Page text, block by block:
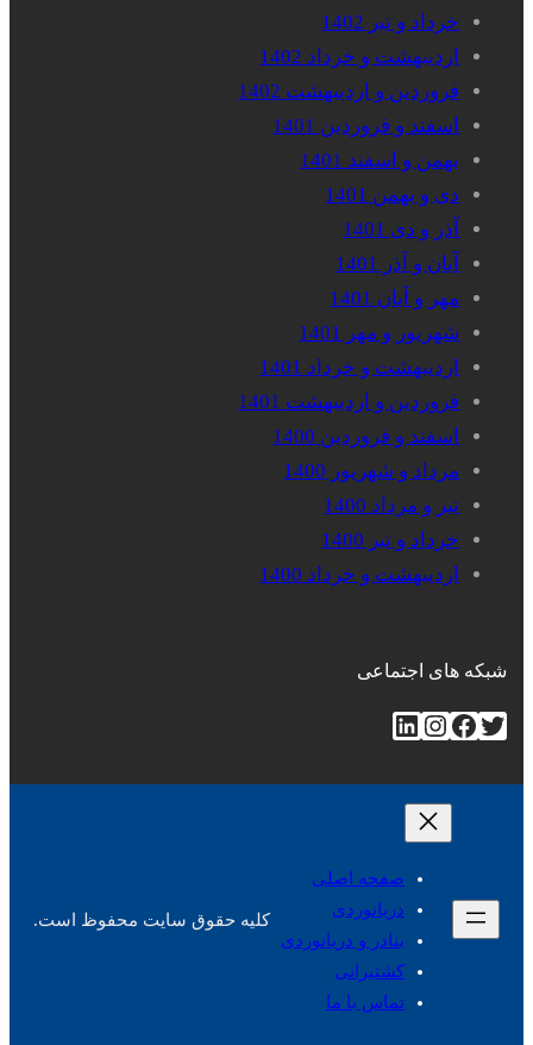
خرداد و تیر 1402
اردیبهشت و خرداد 1402
فروردین و اردیبهشت 1402
اسفند و فروردین 1401
بهمن و اسفند 1401
دی و بهمن 1401
آذر و دی 1401
آبان و آذر 1401
مهر و آبان 1401
شهریور و مهر 1401
اردیبهشت و خرداد 1401
فروردین و اردیبهشت 1401
اسفند و فروردین 1400
مرداد و شهریور 1400
تیر و مرداد 1400
خرداد و تیر 1400
اردیبهشت و خرداد 1400
شبکه های اجتماعی
توییتر فیس‌بوکاینستاگرم لینکداین
صفحه اصلی
دریانوردی
بنادر و دریانوردی
کشتیرانی
تماس با ما
کلیه حقوق سایت محفوظ است.